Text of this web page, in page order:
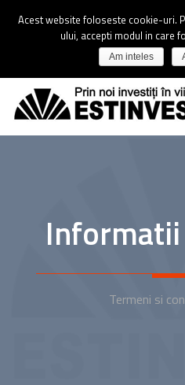
Termeni si
Acest website foloseste cookie-uri.
ului, accepti modul in care
Am inteles